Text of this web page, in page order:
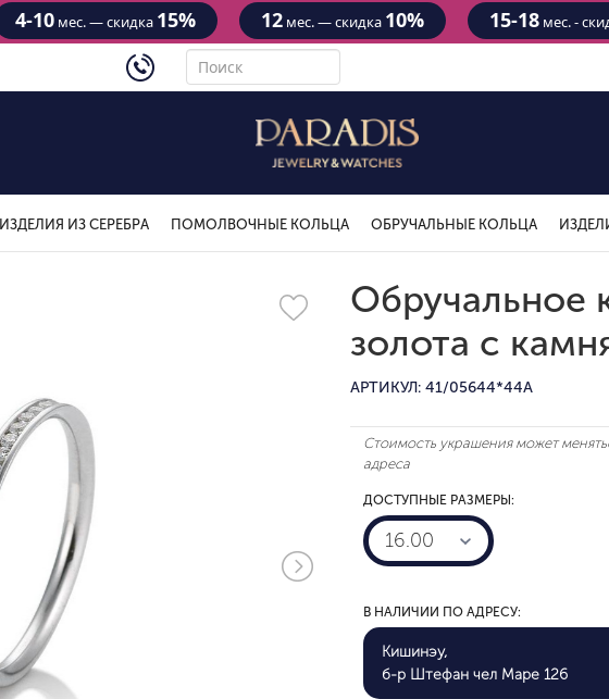
4-10мес. — скидка 15% 12мес. — скидка 10% 15-18мес. -
4434
ИЗДЕЛИЯ ИЗ СЕРЕБРА ПОМОЛВОЧНЫЕ КОЛЬЦА ОБРУЧАЛЬНЫЕ КОЛЬЦА
Обручальное
золота с
АРТИКУЛ: 41/05644*44A
Стоимость украшения может
адреса
ДОСТУПНЫЕ РАЗМЕРЫ:
16.00
В НАЛИЧИИ ПО АДРЕСУ:
Кишинэу,
б-р Штефан чел Маре 126